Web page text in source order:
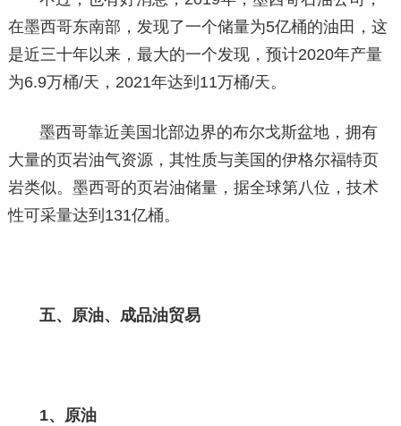
在墨西哥东南部，发现了一个储量为5亿桶的油田，这
是近三十年以来，最大的一个发现，预计2020年产量
为6.9万桶/天，2021年达到11万桶/天。
墨西哥靠近美国北部边界的布尔戈斯盆地，拥有
大量的页岩油气资源，其性质与美国的伊格尔福特页
岩类似。墨西哥的页岩油储量，据全球第八位，技术
性可采量达到131亿桶。
五、原油、成品油贸易
1、原油